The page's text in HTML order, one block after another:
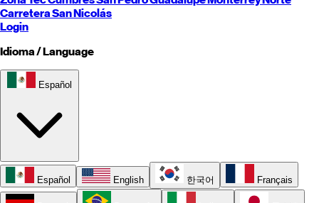
CarreteraSan Nicolás
Login
Idioma / Language
Español
Español English 한국어 Français